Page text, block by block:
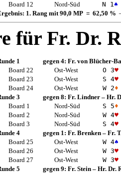
Board 12
Nord-Süd N 1♠
1. Rang mit 90,0 MP = 62,50 %
für Fr. Dr.
1 gegen 4: Fr. von Blücher-
Board 22
Ost-West O 3♥
Board 23
Ost-West S 4♥
Board 24
Ost-West W 2♦
3
gegen 8: Fr. Lindner – Hr.
Board 1
Nord-Süd S 5♦
Board 2
Nord-Süd W 4♥
Board 3
Nord-Süd S 4♥
4
gegen 1: Fr. Brenken – Fr.
Board 25
Ost-West W 4♠
Board 26
Ost-West W 3♥
Board 27
Ost-West W 3♥
5
gegen 9: Fr. Stein – Hr. Dr.